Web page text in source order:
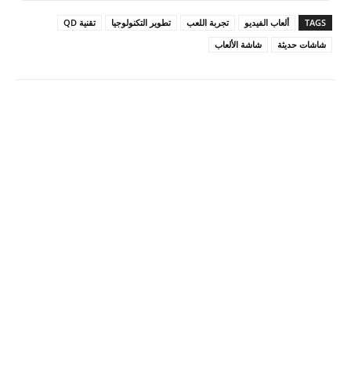
TAGS ألعاب الفيديو تجربة اللعب تطوير التكنولوجيا
تقنية QD
شاشات حديثة
شاشة الألعاب